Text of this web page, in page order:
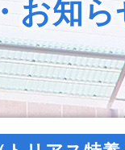
お知ら